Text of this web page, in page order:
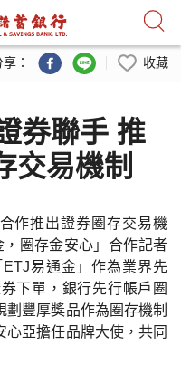
： 收藏
券聯手 推
交易機制
推出證券圈存交易機
圈存金安心」合作記者
易通金」作為業界先
下單，銀行先行帳戶圈
豐厚獎品作為圈存機制
心亞擔任品牌大使，共同